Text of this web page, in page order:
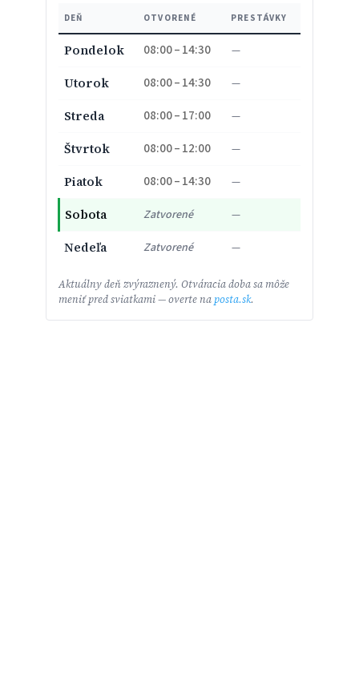
DEŇ OTVORENÉ PRESTÁVKY
Pondelok 08:00 – 14:30 —
Utorok 08:00 – 14:30 —
Streda 08:00 – 17:00 —
Štvrtok 08:00 – 12:00 —
Piatok 08:00 – 14:30 —
Sobota Zatvorené —
Nedeľa Zatvorené —
Aktuálny deň zvýraznený. Otváracia doba sa môže
meniť pred sviatkami — overte naposta.sk.